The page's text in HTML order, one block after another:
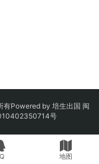
Powered by 培生出国 闽
号
地图